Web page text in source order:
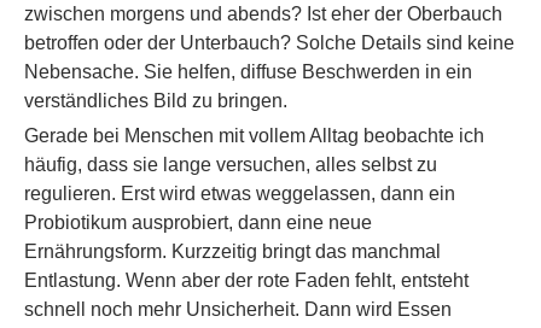
zwischen morgens und abends? Ist eher der Oberbauch
betroffen oder der Unterbauch? Solche Details sind keine
Nebensache. Sie helfen, diffuse Beschwerden in ein
verständliches Bild zu bringen.
Gerade bei Menschen mit vollem Alltag beobachte ich
häufig, dass sie lange versuchen, alles selbst zu
regulieren. Erst wird etwas weggelassen, dann ein
Probiotikum ausprobiert, dann eine neue
Ernährungsform. Kurzzeitig bringt das manchmal
Entlastung. Wenn aber der rote Faden fehlt, entsteht
schnell noch mehr Unsicherheit. Dann wird Essen